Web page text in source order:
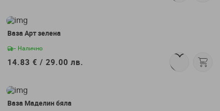
Ваза Арт зелена
- Налично
14.83 € / 29.00 лв.
Ваза Маделин бяла